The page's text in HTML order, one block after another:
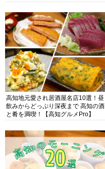
高知地元愛され居酒屋名店10選！昼
飲みからどっぷり深夜まで 高知の酒
と肴を満喫！【高知グルメPro】